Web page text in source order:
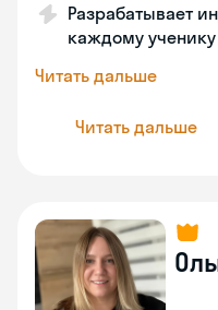
Разрабатывает
каждому ученику
Читать дальше
Читать дальше